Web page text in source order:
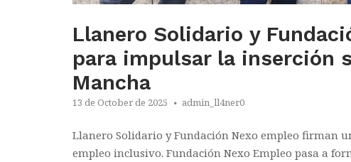
Llanero Solidario y
para impulsar la inserción
Mancha
13 de October de 2025 admin_ll4ner0
Llanero Solidario y Fundación Nexo empleo firman
empleo inclusivo. Fundación Nexo Empleo pasa a